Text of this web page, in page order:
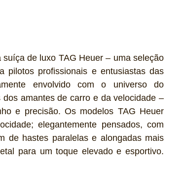
de luxo TAG Heuer – uma seleção
pilotos profissionais e entusiastas das
envolvido com o universo do
amantes de carro e da velocidade –
e precisão. Os modelos TAG Heuer
elegantemente pensados, com
de hastes paralelas e alongadas mais
para um toque elevado e esportivo.